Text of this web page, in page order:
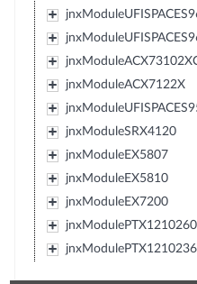
jnxModuleACX7122X
jnxModuleSRX4120
jnxModuleEX5807
jnxModuleEX5810
jnxModuleEX7200